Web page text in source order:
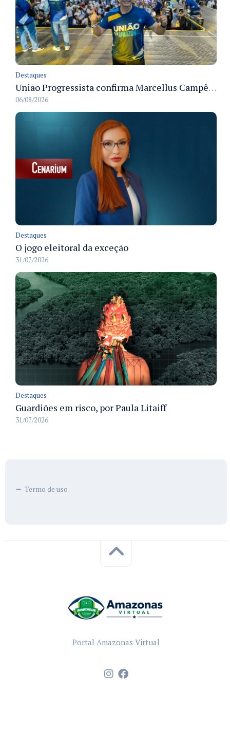
Destaques
União Progressista confirma Marcellus Campêlo como candidato a deputado estadual
06/08/2026
Destaques
O jogo eleitoral da exceção
31/07/2026
Destaques
Guardiões em risco, por Paula Litaiff
31/07/2026
Termo de uso
Portal Amazonas Virtual